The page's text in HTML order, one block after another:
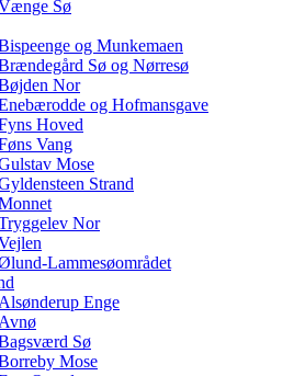
Sø
og Munkemaen
Sø og Nørresø
Nor
og Hofmansgave
Hoved
Vang
Mose
Strand
Nor
Lammesøområdet
Alsønderup Enge
Avnø
Sø
Mose